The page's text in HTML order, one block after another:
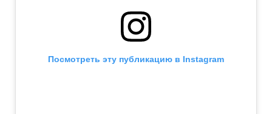
Посмотреть эту публикацию в Instagram